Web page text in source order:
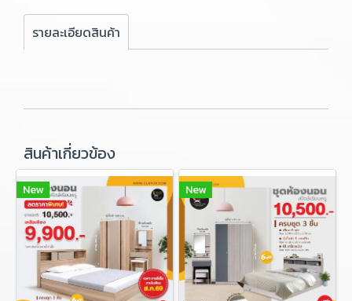
รายละเอียดสินค้า
สินค้าเกี่ยวข้อง
New New